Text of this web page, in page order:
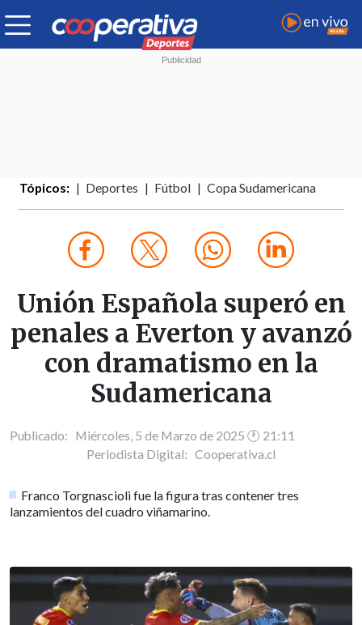
Tópicos: Deportes Fútbol Copa Sudamericana
Unión Española superó en
penales a Everton y avanzó
con dramatismo en la
Sudamericana
Publicado: Miércoles, 5 de Marzo de 2025 🕐 21:11
Periodista Digital: Cooperativa.cl
Franco Torgnascioli fue la figura tras contener tres
lanzamientos del cuadro viñamarino.